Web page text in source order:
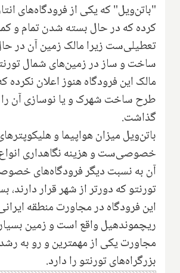
"باتن‌ویل" که یکی از فرودگاه‌های
کرده که در حال بسته شدن تمام و
تعطیلی‌ست زیرا مالک زمین آن در
ساخت و ساز در زمین‌های شمال
مالک این فرودگاه هنوز اعلان نکرده
طرح ساخت شهرک و یا نوسازی آن را
گذاشت.
باتن‌ویل میزان هواپیما و
خصوصی‌ست و هزینه نگاهداری
آن به نسبت دیگر فرودگاه‌های
تورنتو که دورتر از شهر قرار دارند،
این فرودگاه در مجاورت منطقه
ریچموندهیل واقع است و زمین
مجاورت یکی از مهمترین و رو به
بزرگراه‌های تورنتو را دارد.